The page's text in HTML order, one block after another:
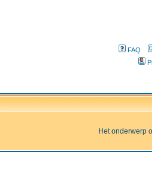
FAQ
Het onderwerp